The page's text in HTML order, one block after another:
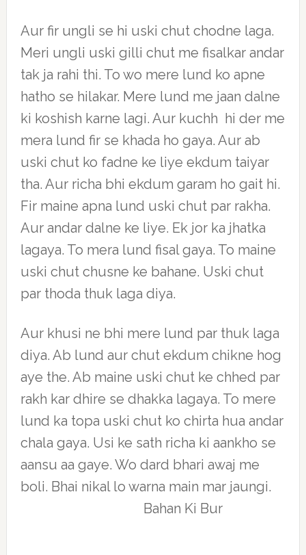
Aur fir ungli se hi uski chut chodne laga.
Meri ungli uski gilli chut me fisalkar andar
tak ja rahi thi. To wo mere lund ko apne
hatho se hilakar. Mere lund me jaan dalne
ki koshish karne lagi. Aur kuchh hi der me
mera lund fir se khada ho gaya. Aur ab
uski chut ko fadne ke liye ekdum taiyar
tha. Aur richa bhi ekdum garam ho gait hi.
Fir maine apna lund uski chut par rakha.
Aur andar dalne ke liye. Ek jor ka jhatka
lagaya. To mera lund fisal gaya. To maine
uski chut chusne ke bahane. Uski chut
par thoda thuk laga diya.
Aur khusi ne bhi mere lund par thuk laga
diya. Ab lund aur chut ekdum chikne hog
aye the. Ab maine uski chut ke chhed par
rakh kar dhire se dhakka lagaya. To mere
lund ka topa uski chut ko chirta hua andar
chala gaya. Usi ke sath richa ki aankho se
aansu aa gaye. Wo dard bhari awaj me
boli. Bhai nikal lo warna main mar jaungi.
Bahan Ki Bur